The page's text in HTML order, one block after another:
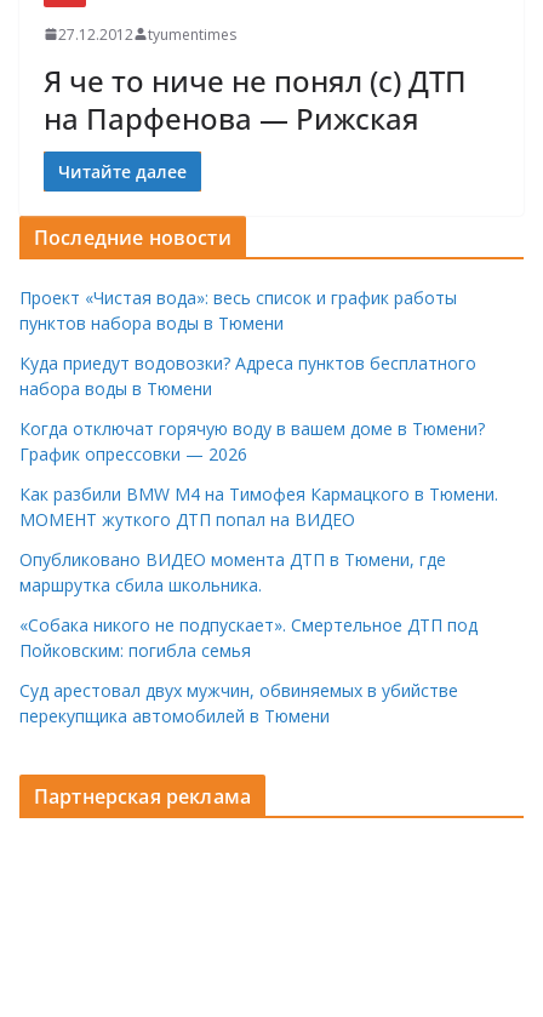
27.12.2012 tyumentimes
Я че то ниче не понял (с) ДТП
на Парфенова — Рижская
Читайте далее
Последние новости
Проект «Чистая вода»: весь список и график работы
пунктов набора воды в Тюмени
Куда приедут водовозки? Адреса пунктов бесплатного
набора воды в Тюмени
Когда отключат горячую воду в вашем доме в Тюмени?
График опрессовки — 2026
Как разбили BMW M4 на Тимофея Кармацкого в Тюмени.
МОМЕНТ жуткого ДТП попал на ВИДЕО
Опубликовано ВИДЕО момента ДТП в Тюмени, где
маршрутка сбила школьника.
«Собака никого не подпускает». Смертельное ДТП под
Пойковским: погибла семья
Суд арестовал двух мужчин, обвиняемых в убийстве
перекупщика автомобилей в Тюмени
Партнерская реклама